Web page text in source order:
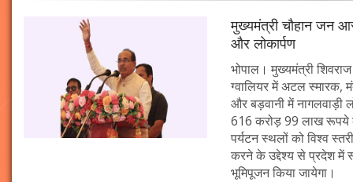
मुख्यमंत्री चौहान जन
और लोकार्पण
भोपाल। मुख्यमंत्री
ग्वालियर में अटल स्मारक,
और बड़वानी में
616 करोड़ 99 लाख रूपये
पर्यटन स्थलों को विश्व
करने के उद्देश्य से प्रदेश में
भूमिपूजन किया जायेगा।